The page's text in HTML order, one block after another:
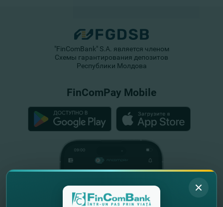
"FinComBank" S.A. является членом
Схемы гарантирования депозитов
Республики Молдова
FinComPay Mobile